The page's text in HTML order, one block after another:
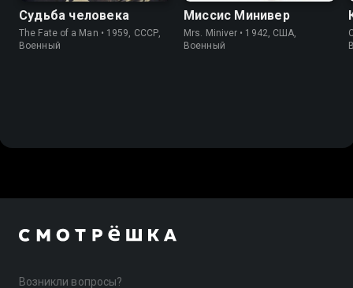
Судьба человека
The Fate of a Man • 1959, СССР,
Военный
Миссис Минивер
Mrs. Miniver • 1942, США,
Военный
Возникли вопросы?